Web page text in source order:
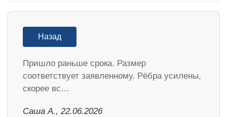
Назад
Пришло раньше срока. Размер
соответствует заявленному. Рёбра усилены,
скорее вс…
Саша А., 22.06.2026